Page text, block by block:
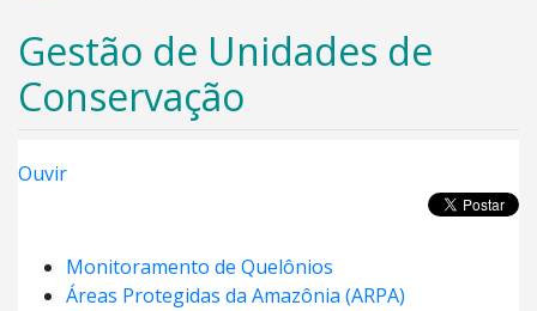
Gestão de Unidades de
Conservação
Ouvir
Monitoramento de Quelônios
Áreas Protegidas da Amazônia (ARPA)